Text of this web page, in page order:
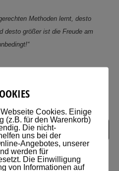
Methoden lernt, desto
desto größer ist die Freude am
Cookies. Einige
(z.B. für den Warenkorb)
Die nicht-
uns bei der
Angebotes, unserer
werden für
Die Einwilligung
von Informationen auf